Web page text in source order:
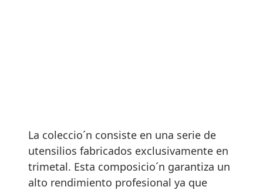
La coleccio´n consiste en una serie de
utensilios fabricados exclusivamente en
trimetal. Esta composicio´n garantiza un
alto rendimiento profesional ya que